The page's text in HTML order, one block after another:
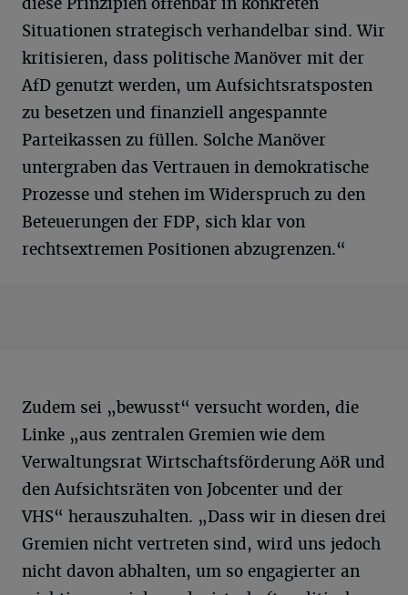
Situationen strategisch verhandelbar sind. Wir
kritisieren, dass politische Manöver mit der
AfD genutzt werden, um Aufsichtsratsposten
zu besetzen und finanziell angespannte
Parteikassen zu füllen. Solche Manöver
untergraben das Vertrauen in demokratische
Prozesse und stehen im Widerspruch zu den
Beteuerungen der FDP, sich klar von
rechtsextremen Positionen abzugrenzen.“
Zudem sei „bewusst“ versucht worden, die
Linke „aus zentralen Gremien wie dem
Verwaltungsrat Wirtschaftsförderung AöR und
den Aufsichtsräten von Jobcenter und der
VHS“ herauszuhalten. „Dass wir in diesen drei
Gremien nicht vertreten sind, wird uns jedoch
nicht davon abhalten, um so engagierter an